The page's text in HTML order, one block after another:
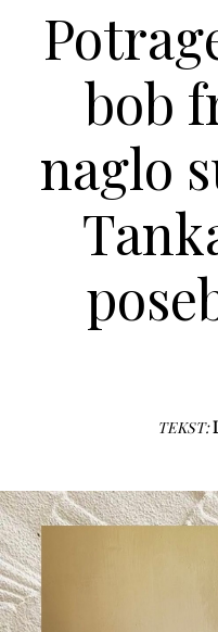
bob
naglo
TEKST: